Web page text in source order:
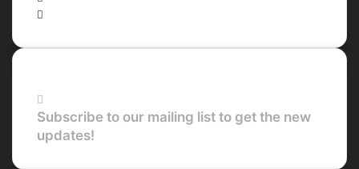
Subscribe to our mailing list to get the new
updates!